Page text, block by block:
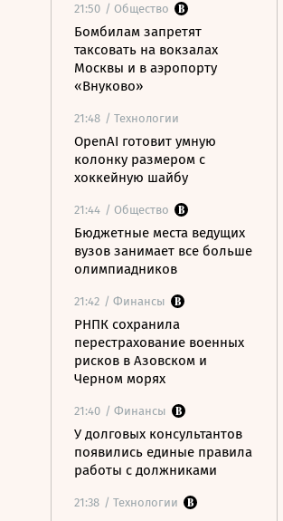
21:50 / Общество
Бомбилам запретят
таксовать на вокзалах
Москвы и в аэропорту
«Внуково»
21:48 / Технологии
OpenAI готовит умную
колонку размером с
хоккейную шайбу
21:44 / Общество
Бюджетные места ведущих
вузов занимает все больше
олимпиадников
21:42 / Финансы
РНПК сохранила
перестрахование военных
рисков в Азовском и
Черном морях
21:40 / Финансы
У долговых консультантов
появились единые правила
работы с должниками
21:38 / Технологии